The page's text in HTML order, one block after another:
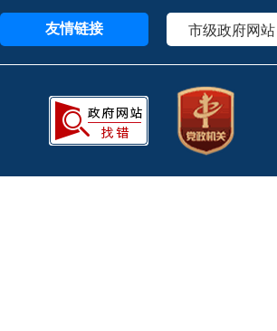
友情链接